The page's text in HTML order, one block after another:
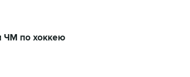
ЧМ по хоккею